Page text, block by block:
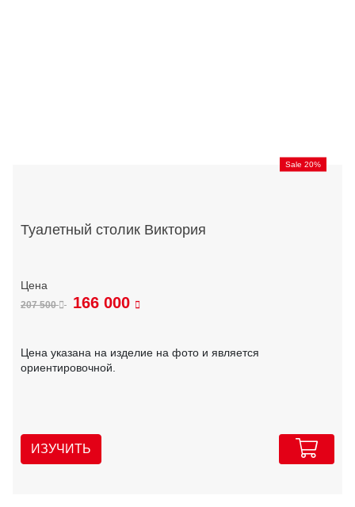
Sale 20%
Туалетный столик Виктория
207 500 166 000
Цена указана на изделие на фото и является
ориентировочной.
ИЗУЧИТЬ